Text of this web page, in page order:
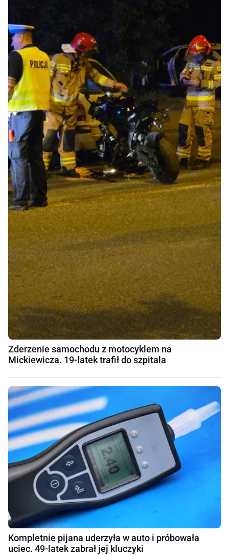
Zderzenie samochodu z motocyklem na
Mickiewicza. 19-latek trafił do szpitala
Kompletnie pijana uderzyła w auto i próbowała
uciec. 49-latek zabrał jej kluczyki